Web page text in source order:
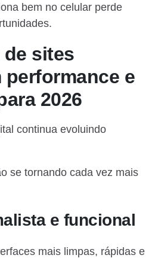
bem no celular perde
sites
e
2026
continua evoluindo
se tornando cada vez mais
e funcional
mais limpas, rápidas e